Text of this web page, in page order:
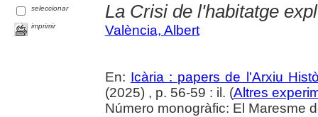
seleccionar
imprimir
La Crisi de l'habitatge
València, Albert
En: Icària : papers de l'Arxiu
(2025) , p. 56-59 : il. (Altres
Número monogràfic: El Maresme